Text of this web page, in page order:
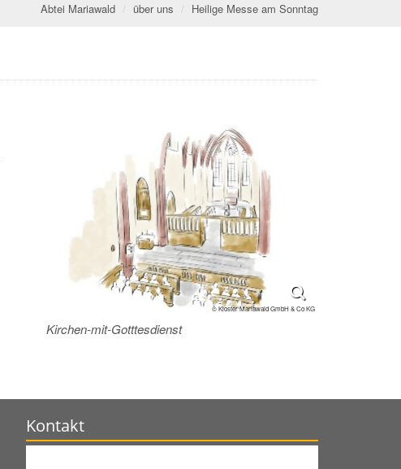
Abtei Mariawald über uns Heilige Messe am Sonntag
© Kloster Mariawald GmbH & Co KG
Kirchen-mit-Gotttesdienst
Kontakt